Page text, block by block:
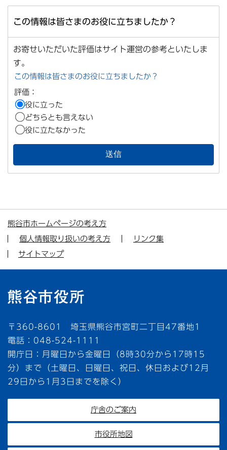
この情報は皆さまのお役に立ちましたか？
お寄せいただいた評価はサイト運営の参考といたしま
す。
この情報は皆さまのお役に立ちましたか？
評価：
役に立った
どちらとも言えない
役に立たなかった
熊谷市ホームページの考え方
個人情報取り扱いの考え方
リンク集
サイトマップ
〒360-8601 埼玉県熊谷市宮町二丁目47番地1
電話：048-524-1111
開庁日：月曜日から金曜日（8時30分から17時15
分）まで（土曜日、日曜日、祝日、休日および12月
29日から1月3日までを除く）
庁舎のご案内
市役所地図